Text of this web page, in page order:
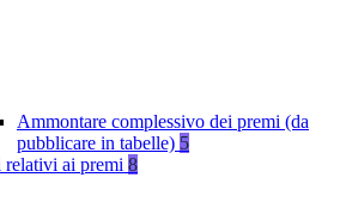
Ammontare complessivo dei premi (da
pubblicare in tabelle) 5
relativi ai premi 8